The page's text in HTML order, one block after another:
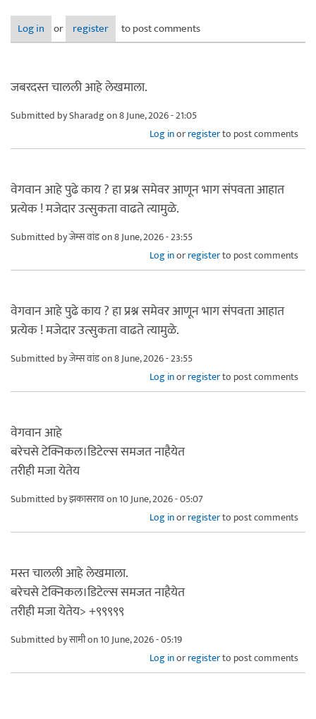
Log in or register to post comments
जबरदस्त चालली आहे लेखमाला.
Submitted bySharadgon 8 June, 2026 - 21:05
Log inorregisterto post comments
वेगवान आहे पुढे काय ? हा प्रश्न समेवर आणून भाग संपवता आहात
प्रत्येक ! मजेदार उत्सुकता वाढते त्यामुळे.
Submitted byजेम्स वांडon 8 June, 2026 - 23:55
Log inorregisterto post comments
वेगवान आहे पुढे काय ? हा प्रश्न समेवर आणून भाग संपवता आहात
प्रत्येक ! मजेदार उत्सुकता वाढते त्यामुळे.
Submitted byजेम्स वांडon 8 June, 2026 - 23:55
Log inorregisterto post comments
वेगवान आहे
बरेचसे टेक्निकल।डिटेल्स समजत नाहैयेत
तरीही मजा येतेय
Submitted byझकासरावon 10 June, 2026 - 05:07
Log inorregisterto post comments
मस्त चालली आहे लेखमाला.
बरेचसे टेक्निकल।डिटेल्स समजत नाहैयेत
तरीही मजा येतेय> +९९९९९
Submitted byसामीon 10 June, 2026 - 05:19
Log inorregisterto post comments